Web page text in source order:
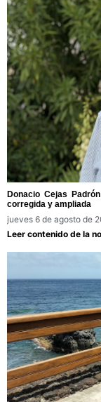
Donacio Cejas
corregida y ampliada
jueves 6 de agosto de
Leer contenido de la